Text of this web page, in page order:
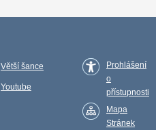
Větší šance
Youtube
Prohlášení
o
přístupnosti
Mapa
Stránek